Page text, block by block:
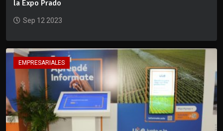
la Expo Prado
Sep 12 2023
EMPRESARIALES